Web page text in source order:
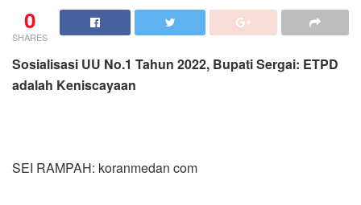
0
SHARES
Sosialisasi UU No.1 Tahun 2022, Bupati Sergai: ETPD
adalah Keniscayaan
SEI RAMPAH: koranmedan com